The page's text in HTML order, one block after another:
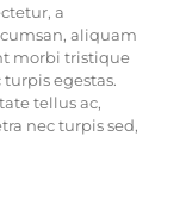
a
aliquam
morbi tristique
egestas.
tellus ac,
nec turpis sed,